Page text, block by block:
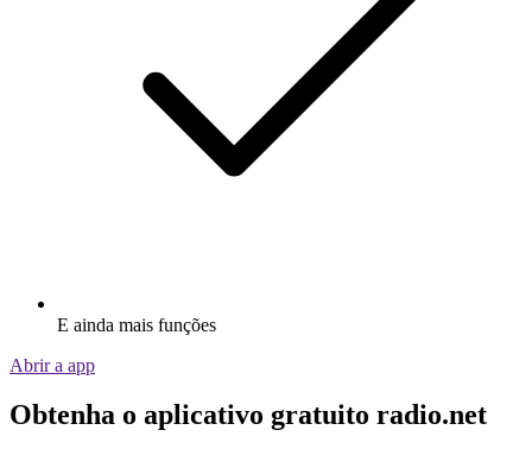
E ainda mais funções
Abrir a app
Obtenha o aplicativo gratuito radio.net